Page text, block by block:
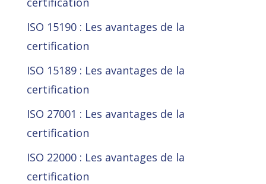
ISO 15190 : Les avantages de la
certification
ISO 15189 : Les avantages de la
certification
ISO 27001 : Les avantages de la
certification
ISO 22000 : Les avantages de la
certification